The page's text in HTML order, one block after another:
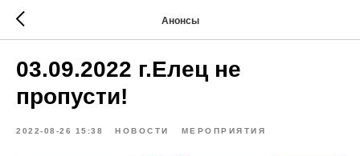
Анонсы
03.09.2022 г.Елец не
пропусти!
2022-08-26 15:38 НОВОСТИ МЕРОПРИЯТИЯ